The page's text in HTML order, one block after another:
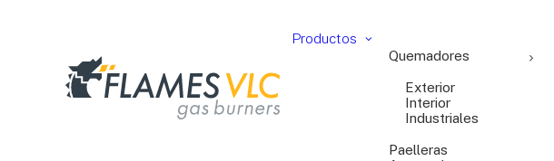
Productos
Quemadores
Exterior
Interior
Industriales
Paelleras